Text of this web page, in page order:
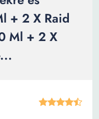
+ 2 X Raid
Ml + 2 X